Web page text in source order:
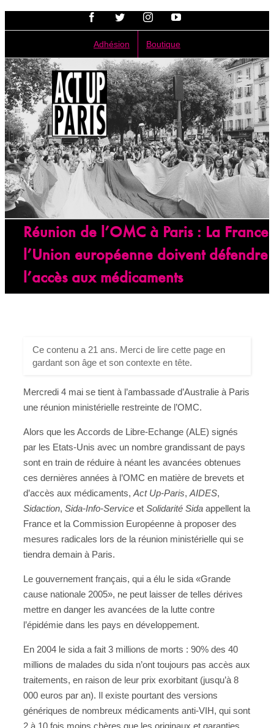
Passer
FacebookTwitterInstagramYouTube
Adhésion Boutique
Réunion de l’OMC à Paris : La France
l’Union européenne doivent défendre
l’accès aux médicaments
Ce contenu a 21 ans. Merci de lire cette page en
gardant son âge et son contexte en tête.
Mercredi 4 mai se tient à l’ambassade d’Australie à Paris
une réunion ministérielle restreinte de l’OMC.
Alors que les Accords de Libre-Echange (ALE) signés
par les Etats-Unis avec un nombre grandissant de pays
sont en train de réduire à néant les avancées obtenues
ces dernières années à l’OMC en matière de brevets et
d’accès aux médicaments, Act Up-Paris, AIDES,
Sidaction, Sida-Info-Service et Solidarité Sida appellent la
France et la Commission Européenne à proposer des
mesures radicales lors de la réunion ministérielle qui se
tiendra demain à Paris.
Le gouvernement français, qui a élu le sida «Grande
cause nationale 2005», ne peut laisser de telles dérives
mettre en danger les avancées de la lutte contre
l’épidémie dans les pays en développement.
En 2004 le sida a fait 3 millions de morts : 90% des 40
millions de malades du sida n’ont toujours pas accès aux
traitements, en raison de leur prix exorbitant (jusqu’à 8
000 euros par an). Il existe pourtant des versions
génériques de nombreux médicaments anti-VIH, qui sont
2 à 10 fois moins chères que les originaux et garanties